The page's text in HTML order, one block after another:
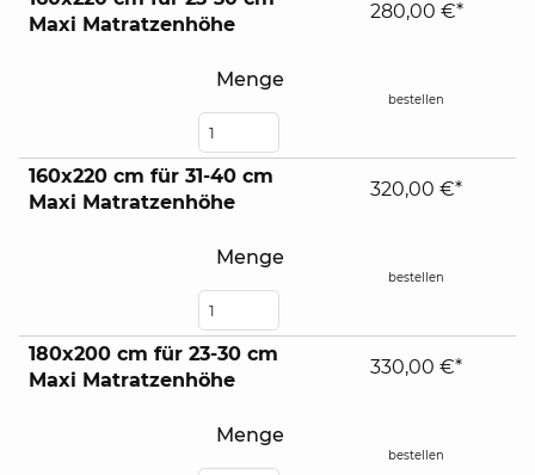
Maxi Matratzenhöhe
Menge
280,00 €*
bestellen
160x220 cm für 31-40 cm
Maxi Matratzenhöhe
Menge
320,00 €*
bestellen
180x200 cm für 23-30 cm
Maxi Matratzenhöhe
Menge
330,00 €*
bestellen